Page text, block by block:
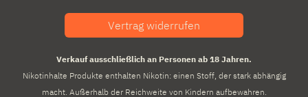
Vertrag widerrufen
Verkauf ausschließlich an Personen ab 18 Jahren.
Nikotinhalte Produkte enthalten Nikotin: einen Stoff, der stark abhängig
macht. Außerhalb der Reichweite von Kindern aufbewahren.